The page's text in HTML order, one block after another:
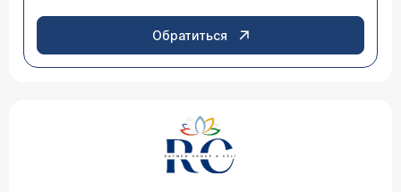
Обратиться